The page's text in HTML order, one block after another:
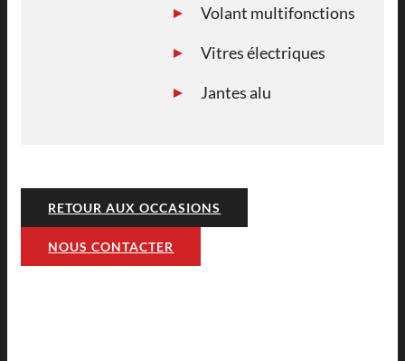
Volant multifonctions
Vitres électriques
Jantes alu
RETOUR AUX OCCASIONS
NOUS CONTACTER